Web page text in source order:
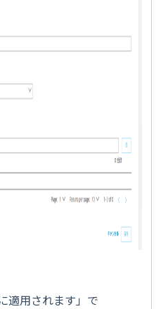
適用されます」で